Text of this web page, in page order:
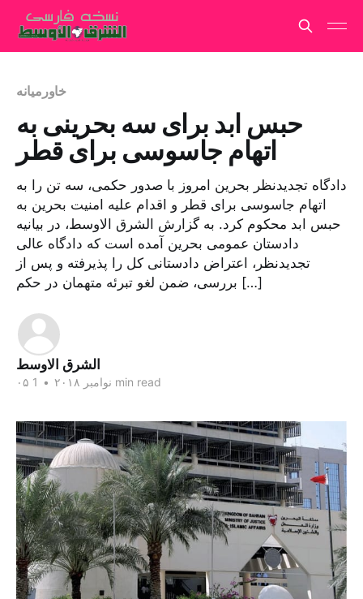
خاورمیانه
حبس ابد برای سه بحرینی به
اتهام جاسوسی برای قطر
دادگاه تجدیدنظر بحرین امروز با صدور حکمی، سه تن را به
اتهام جاسوسی برای قطر و اقدام علیه امنیت بحرین به
حبس ابد محکوم کرد. به گزارش الشرق الاوسط، در بیانیه
دادستان عمومی بحرین آمده است که دادگاه عالی
تجدیدنظر، اعتراض دادستانی کل را پذیرفته و پس از
بررسی، ضمن لغو تبرئه متهمان در حکم […]
الشرق الاوسط
۰۵ نوامبر ۲۰۱۸ • 1 min read